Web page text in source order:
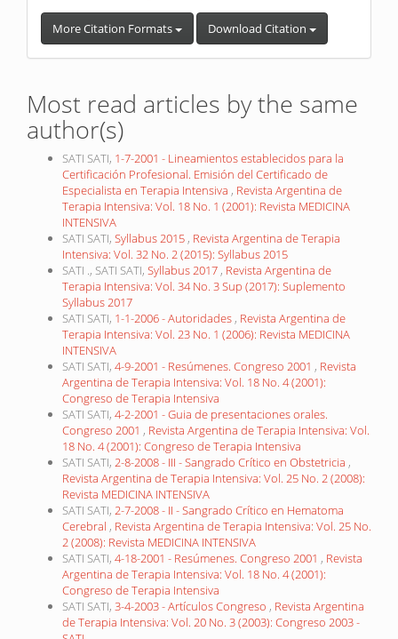
More Citation Formats Download Citation
Most read articles by the same
author(s)
SATI SATI, 1-7-2001 - Lineamientos establecidos para la
Certificación Profesional. Emisión del Certificado de
Especialista en Terapia Intensiva , Revista Argentina de
Terapia Intensiva: Vol. 18 No. 1 (2001): Revista MEDICINA
INTENSIVA
SATI SATI, Syllabus 2015 , Revista Argentina de Terapia
Intensiva: Vol. 32 No. 2 (2015): Syllabus 2015
SATI ., SATI SATI, Syllabus 2017 , Revista Argentina de
Terapia Intensiva: Vol. 34 No. 3 Sup (2017): Suplemento
Syllabus 2017
SATI SATI, 1-1-2006 - Autoridades , Revista Argentina de
Terapia Intensiva: Vol. 23 No. 1 (2006): Revista MEDICINA
INTENSIVA
SATI SATI, 4-9-2001 - Resúmenes. Congreso 2001 , Revista
Argentina de Terapia Intensiva: Vol. 18 No. 4 (2001):
Congreso de Terapia Intensiva
SATI SATI, 4-2-2001 - Guia de presentaciones orales.
Congreso 2001 , Revista Argentina de Terapia Intensiva: Vol.
18 No. 4 (2001): Congreso de Terapia Intensiva
SATI SATI, 2-8-2008 - III - Sangrado Crítico en Obstetricia ,
Revista Argentina de Terapia Intensiva: Vol. 25 No. 2 (2008):
Revista MEDICINA INTENSIVA
SATI SATI, 2-7-2008 - II - Sangrado Crítico en Hematoma
Cerebral , Revista Argentina de Terapia Intensiva: Vol. 25 No.
2 (2008): Revista MEDICINA INTENSIVA
SATI SATI, 4-18-2001 - Resúmenes. Congreso 2001 , Revista
Argentina de Terapia Intensiva: Vol. 18 No. 4 (2001):
Congreso de Terapia Intensiva
SATI SATI, 3-4-2003 - Artículos Congreso , Revista Argentina
de Terapia Intensiva: Vol. 20 No. 3 (2003): Congreso 2003 -